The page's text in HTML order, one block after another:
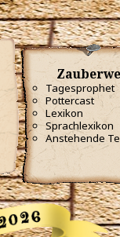
Tagesprophet
Pottercast
Lexikon
Sprachlexikon
Anstehende